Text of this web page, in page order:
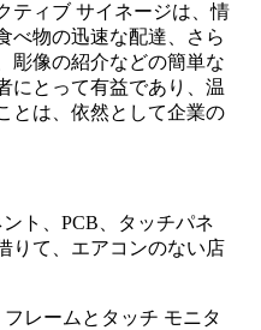
ティブ サイネージは、情
べ物の迅速な配達、さら
彫像の紹介などの簡単な
にとって有益であり、温
とは、依然として企業の
ト、PCB、タッチパネ
りて、エアコンのない店
レームとタッチ モニタ